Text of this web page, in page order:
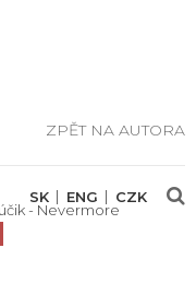
SK ENG CZK
ZPĚT NA AUTORA